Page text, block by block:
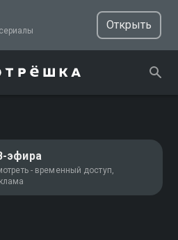
ТВ, фильмы и сериалы
Открыть
эфира
- временный доступ,